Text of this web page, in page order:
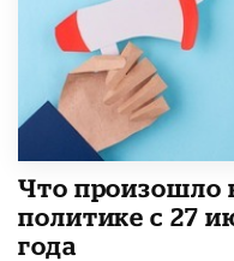
​Что произошло
политике с 27
года